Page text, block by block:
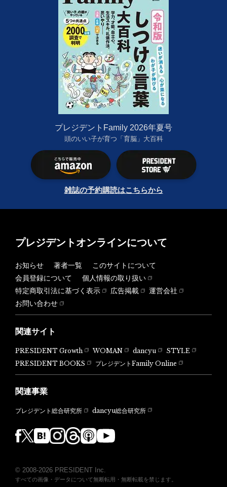
プレジデントFamily 2026年夏号
頭のいい子が育つ「育脳」大百科
雑誌の予約購読はこちらから
プレジデントオンラインについて
お知らせ 著者一覧
このサイトについて
会員登録について
個人情報の取り扱い
特定商取引法に基づく表示
広告掲載
運営会社
お問い合わせ
関連サイト
PRESIDENT Growth WOMAN dancyu
STYLE
PRESIDENT BOOKS
プレジデントFamily Online
関連事業
プレジデント総合研究所 dancyu総合研究所
© 2008-2026 PRESIDENT Inc.
すべての画像・データについて無断転用・無断転載を禁じます。